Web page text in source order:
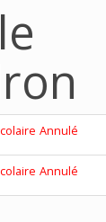
Annulé
Annulé